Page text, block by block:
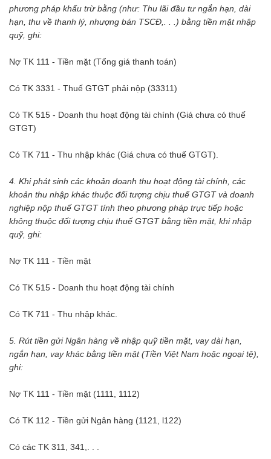
phương pháp khấu trừ bằng (như: Thu lãi đầu tư ngắn hạn, dài
hạn, thu về thanh lý, nhượng bán TSCĐ,. . .) bằng tiền mặt nhập
quỹ, ghi:
Nợ TK 111 - Tiền mặt (Tổng giá thanh toán)
Có TK 3331 - Thuế GTGT phải nộp (33311)
Có TK 515 - Doanh thu hoạt động tài chính (Giá chưa có thuế
GTGT)
Có TK 711 - Thu nhập khác (Giá chưa có thuế GTGT).
4. Khi phát sinh các khoản doanh thu hoạt động tài chính, các
khoản thu nhập khác thuộc đối tượng chịu thuế GTGT và doanh
nghiệp nộp thuế GTGT tính theo phương pháp trực tiếp hoặc
không thuộc đối tượng chịu thuế GTGT bằng tiền mặt, khi nhập
quỹ, ghi:
Nợ TK 111 - Tiền mặt
Có TK 515 - Doanh thu hoạt động tài chính
Có TK 711 - Thu nhập khác.
5. Rút tiền gửi Ngân hàng về nhập quỹ tiền mặt, vay dài hạn,
ngắn hạn, vay khác bằng tiền mặt (Tiền Việt Nam hoặc ngoại tệ),
ghi:
Nợ TK 111 - Tiền mặt (1111, 1112)
Có TK 112 - Tiền gửi Ngân hàng (1121, l122)
Có các TK 311, 341,. . .